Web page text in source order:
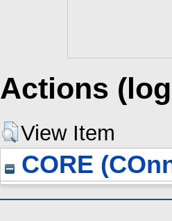
Actions
View Item
CORE